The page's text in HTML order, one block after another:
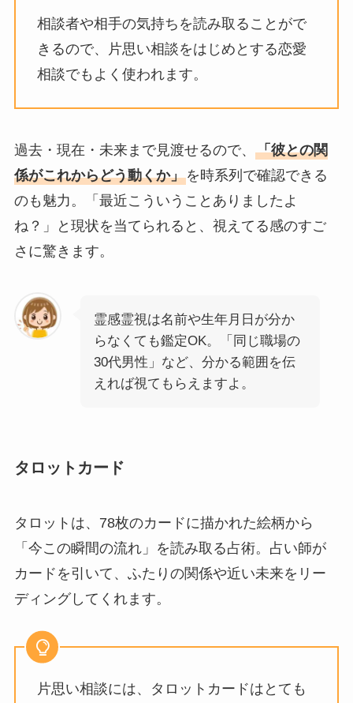
相談者や相手の気持ちを読み取ることがで
きるので、片思い相談をはじめとする恋愛
相談でもよく使われます。
過去・現在・未来まで見渡せるので、 「彼との関
係がこれからどう動くか」を時系列で確認できる
のも魅力。「最近こういうことありましたよ
ね？」と現状を当てられると、視えてる感のすご
さに驚きます。
霊感霊視は名前や生年月日が分か
らなくても鑑定OK。「同じ職場の
30代男性」など、分かる範囲を伝
えれば視てもらえますよ。
タロットカード
タロットは、78枚のカードに描かれた絵柄から
「今この瞬間の流れ」を読み取る占術。占い師が
カードを引いて、ふたりの関係や近い未来をリー
ディングしてくれます。
片思い相談には、タロットカードはとても